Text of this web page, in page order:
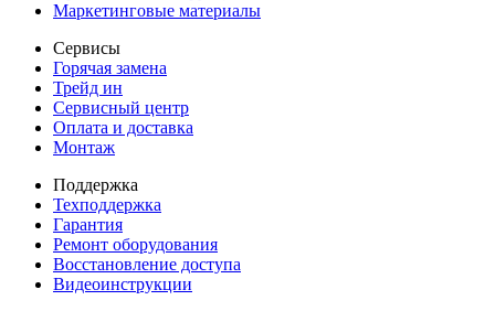
Маркетинговые материалы
Сервисы
Горячая замена
Трейд ин
Сервисный центр
Оплата и доставка
Монтаж
Поддержка
Техподдержка
Гарантия
Ремонт оборудования
Восстановление доступа
Видеоинструкции